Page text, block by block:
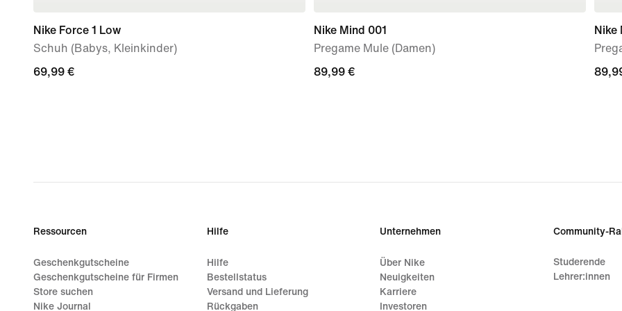
Nike Force 1 Low
Schuh (Babys, Kleinkinder)
69,99 €
69,99 €
Nike Mind 001
Pregame Mule (Damen)
89,99 €
89,99 €
Nike
Ressourcen
Geschenkgutscheine
Geschenkgutscheine für Firmen
Store suchen
Nike Journal
Hilfe
Hilfe
Bestellstatus
Versand und Lieferung
Rückgaben
Unternehmen
Über Nike
Neuigkeiten
Karriere
Investoren
Community-
Studerende
Lehrer:innen